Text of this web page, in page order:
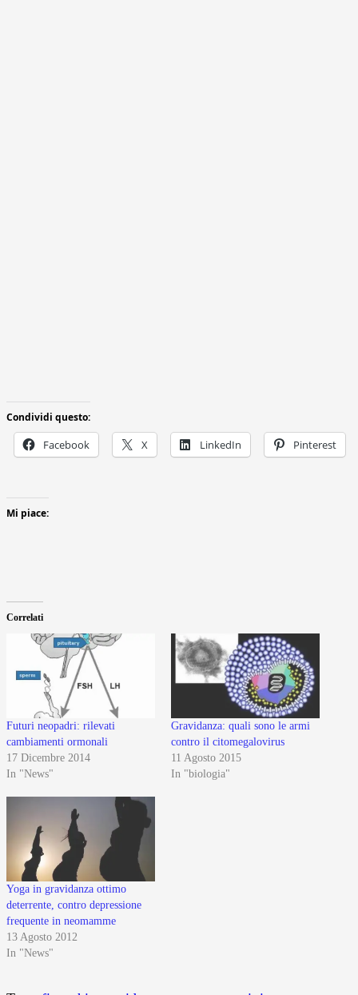
Condividi questo:
Facebook X LinkedIn Pinterest
Mi piace:
Correlati
Futuri neopadri: rilevati
cambiamenti ormonali
17 Dicembre 2014
In "News"
Gravidanza: quali sono le armi
contro il citomegalovirus
11 Agosto 2015
In "biologia"
Yoga in gravidanza ottimo
deterrente, contro depressione
frequente in neomamme
13 Agosto 2012
In "News"